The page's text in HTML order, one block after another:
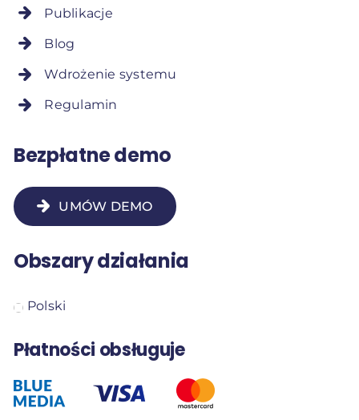
Publikacje
Blog
Wdrożenie systemu
Regulamin
Bezpłatne demo
UMÓW DEMO
Obszary działania
Polski
Płatności obsługuje